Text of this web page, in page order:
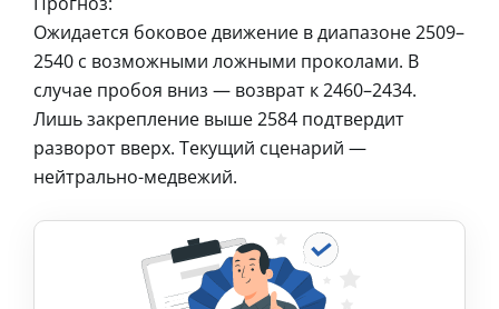
Ожидается боковое движение в диапазоне 2509–
2540 с возможными ложными проколами. В
случае пробоя вниз — возврат к 2460–2434.
Лишь закрепление выше 2584 подтвердит
разворот вверх. Текущий сценарий —
нейтрально-медвежий.